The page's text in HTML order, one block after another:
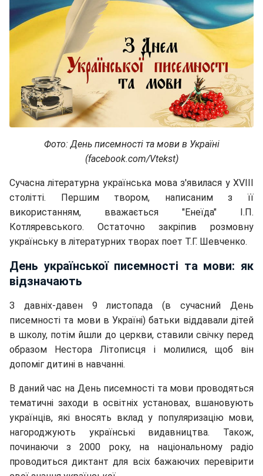
Фото: День писемності та мови в Україні
(facebook.com/Vtekst)
Сучасна літературна українська мова з'явилася у XVIII
столітті. Першим твором, написаним з її
використанням, вважається "Енеїда" І.П.
Котляревського. Остаточно закріпив розмовну
українську в літературних творах поет Т.Г. Шевченко.
День української писемності та мови: як
відзначають
З давніх-давен 9 листопада (в сучасний День
писемності та мови в Україні) батьки віддавали дітей
в школу, потім йшли до церкви, ставили свічку перед
образом Нестора Літописця і молилися, щоб він
допоміг дитині в навчанні.
В даний час на День писемності та мови проводяться
тематичні заходи в освітніх установах, вшановують
українців, які вносять вклад у популяризацію мови,
нагороджують українські видавництва. Також,
починаючи з 2000 року, на національному радіо
проводиться диктант для всіх бажаючих перевірити